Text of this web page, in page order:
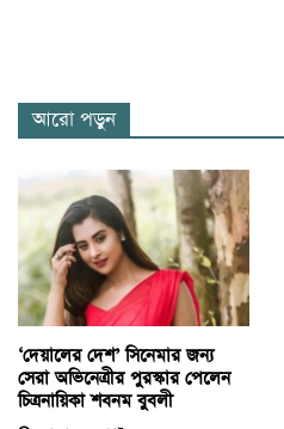
আরো পড়ুন
‘দেয়ালের দেশ’ সিনেমার জন্য
সেরা অভিনেত্রীর পুরস্কার পেলেন
চিত্রনায়িকা শবনম বুবলী